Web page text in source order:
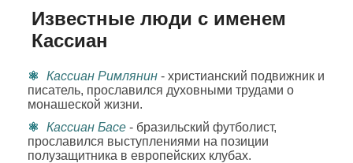
Известные люди с именем
Кассиан
Кассиан Римлянин - христианский подвижник и
писатель, прославился духовными трудами о
монашеской жизни.
Кассиан Басе - бразильский футболист,
прославился выступлениями на позиции
полузащитника в европейских клубах.